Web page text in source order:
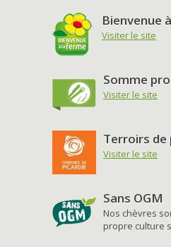
Bienvenue
Visiter le site
Somme
Visiter le site
Terroirs de
Visiter le site
Sans OGM
Nos chèvres
propre culture